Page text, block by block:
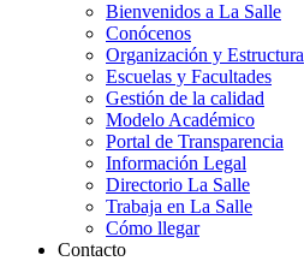
Bienvenidos a La Salle
Conócenos
Organización y Estructura
Escuelas y Facultades
Gestión de la calidad
Modelo Académico
Portal de Transparencia
Información Legal
Directorio La Salle
Trabaja en La Salle
Cómo llegar
Contacto